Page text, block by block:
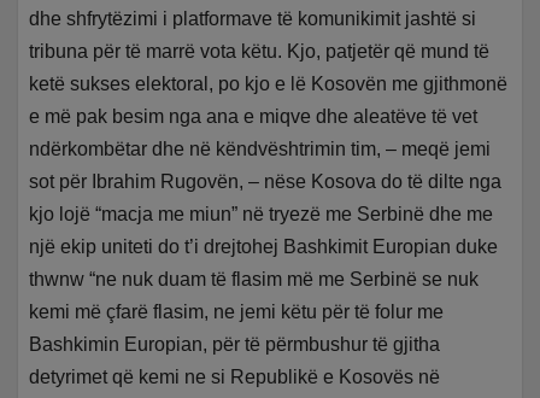
dhe shfrytëzimi i platformave të komunikimit jashtë si
tribuna për të marrë vota këtu. Kjo, patjetër që mund të
ketë sukses elektoral, po kjo e lë Kosovën me gjithmonë
e më pak besim nga ana e miqve dhe aleatëve të vet
ndërkombëtar dhe në këndvështrimin tim, – meqë jemi
sot për Ibrahim Rugovën, – nëse Kosova do të dilte nga
kjo lojë “macja me miun” në tryezë me Serbinë dhe me
një ekip uniteti do t’i drejtohej Bashkimit Europian duke
thwnw “ne nuk duam të flasim më me Serbinë se nuk
kemi më çfarë flasim, ne jemi këtu për të folur me
Bashkimin Europian, për të përmbushur të gjitha
detyrimet që kemi ne si Republikë e Kosovës në